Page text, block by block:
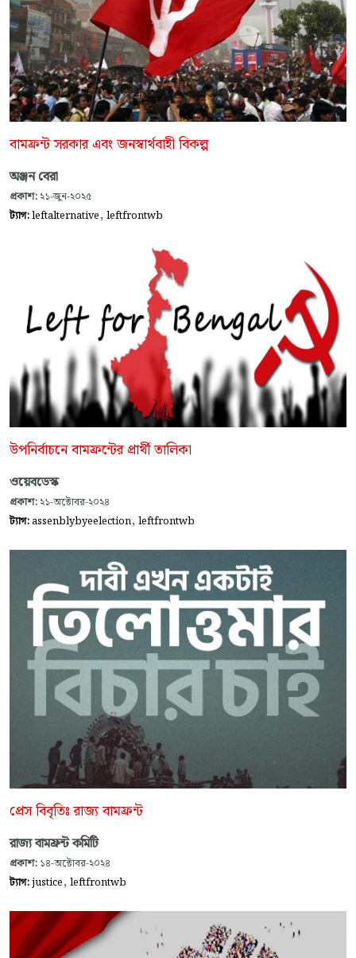
বামফ্রন্ট সরকার এবং জনস্বার্থবাহী বিকল্প
অঞ্জন বেরা
প্রকাশ: ২১-জুন-২০২৫
ট্যাগ:leftalternative, leftfrontwb
উপনির্বাচনে বামফ্রন্টের প্রার্থী তালিকা
ওয়েবডেস্ক
প্রকাশ: ২১-অক্টোবর-২০২৪
ট্যাগ:assenblybyeelection, leftfrontwb
প্রেস বিবৃতিঃ রাজ্য বামফ্রন্ট
রাজ্য বামফ্রন্ট কমিটি
প্রকাশ: ১৪-অক্টোবর-২০২৪
ট্যাগ:justice, leftfrontwb